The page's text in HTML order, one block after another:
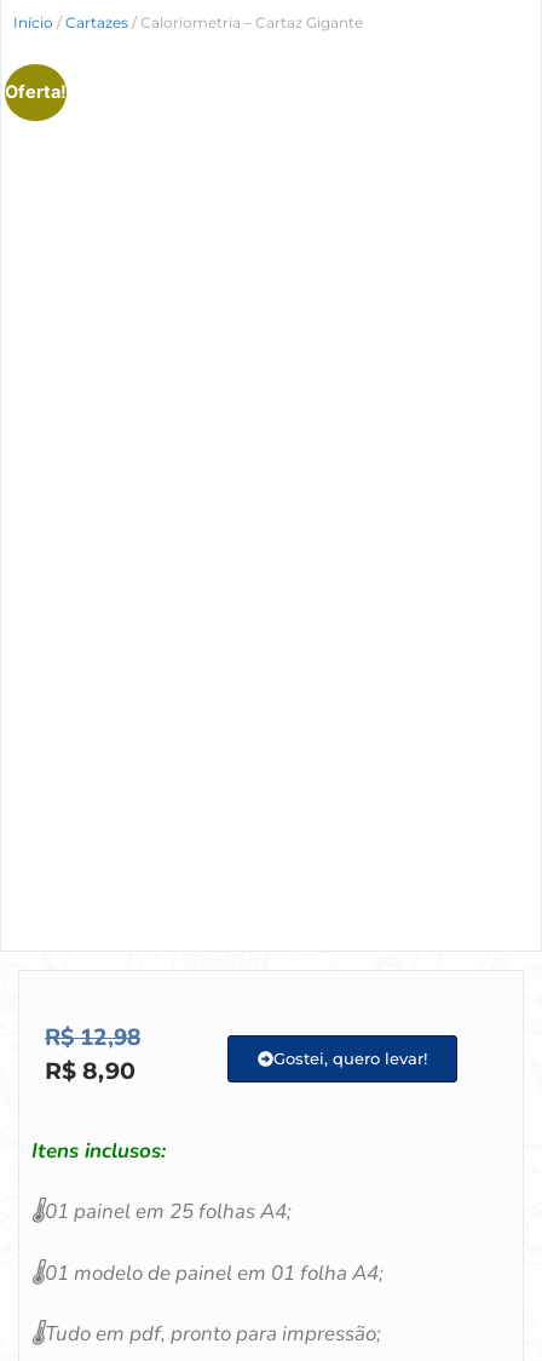
Início / Cartazes / Caloriometria – Cartaz Gigante
Oferta!
R$12,98
R$ 8,90 Gostei, quero levar!
Itens inclusos:
🌡️01 painel em 25 folhas A4;
🌡️01 modelo de painel em 01 folha A4;
🌡️Tudo em pdf, pronto para impressão;